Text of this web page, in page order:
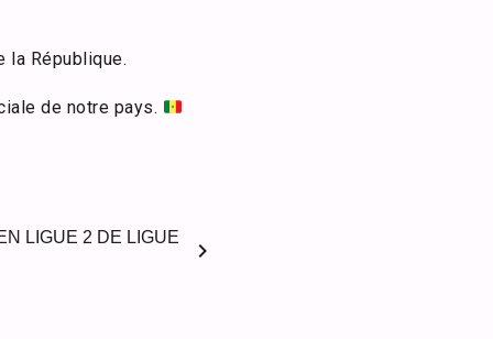
la République.
de notre pays.
LIGUE 2 DE LIGUE
chevron_right